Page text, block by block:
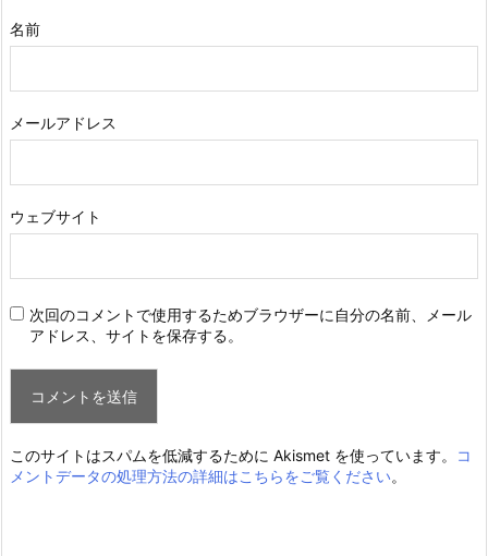
名前
メールアドレス
ウェブサイト
次回のコメントで使用するためブラウザーに自分の名前、メール
アドレス、サイトを保存する。
このサイトはスパムを低減するために Akismet を使っています。
コ
メントデータの処理方法の詳細はこちらをご覧ください。